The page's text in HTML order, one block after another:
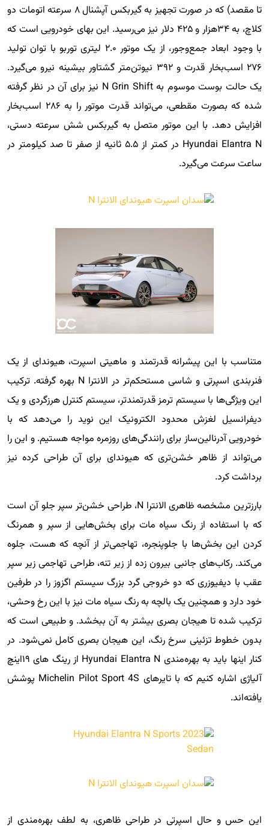
تا مقصد) که در صورت تجهیز به گیربکس آپشنال ۸ سرعته اتومات دو
کلاچ، به ۳۴هزار و ۴۲۵ دلار نیز می‌رسید. این بهای خودرویی است که
با وجود ابعاد جمع‌وجور، از یک موتور ۲.۰ لیتری توربو با توان تولید
۲۷۶ اسب‌بخار قدرت و ۳۹۲ نیوتن‌متر گشتاور بیشینه نیرو می‌گیرد.
یک حالت بوست موسوم به N Grin Shift نیز برای آن در نظر گرفته
شده که بصورت مقطعی، می‌تواند قدرت موتور را به ۲۸۶ اسب‌بخار
افزایش دهد. با این موتور متصل به گیربکس شش سرعته دستی،
Hyundai Elantra N در کمتر از ۵.۵ ثانیه از صفر تا صد کیلومتر در
ساعت سرعت می‌گیرد.
متناسب با این پیشرانه قدرتمند و ماهیتی اسپرت، هیوندای از یک
فنربندی اسپرتی و شاسی مستحکم‌تر در الانترا N بهره گرفته. ترکیب
این ویژگی‌ها با سیستم ترمز قدرتمندتر، سیستم کنترل هرزگردی و یک
دیفرانسیل لغزش محدود الکترونیک این نوید را می‌دهد که با
خودرویی آدرنالین‌ساز برای رانندگی‌های روزمره مواجه هستیم. و این را
می‌تواند از ظاهر خشن‌تری که هیوندای برای آن طراحی کرده نیز
برداشت کرد.
بارزترین مشخصه ظاهری الانترا N، طراحی خشن‌تر سپر جلو آن است
که با استفاده از رنگ سیاه مات برای بخش‌هایی از سپر و همرنگ
کردن این بخش‌ها با جلوپنجره، تهاجمی‌تر از آنچه که هست، جلوه
می‌کند. رکاب‌های جانبی بیرون زده از زیر تنه، طراحی تهاجمی زیر سپر
عقب با دیفیوزری که دو خروجی گرد بزرگ سیستم اگزوز را در طرفین
خود دارد و همچنین یک بالچه به رنگ سیاه مات نیز با این رخ وحشی،
ترکیب شده تا هیجان بصری بیشتر به آن ببخشد. و طبیعی است که
بدون خطوط تزئینی سرخ رنگ، این هیجان بصری کامل نمی‌شود. در
کنار اینها باید به بهره‌مندی Hyundai Elantra N از رینگ های ۱۹اینچ
آلیاژی اشاره کنیم که با تایرهای Michelin Pilot Sport 4S پوشش
یافته‌اند.
این حس و حال اسپرتی در طراحی ظاهری، به لطف بهره‌مندی از